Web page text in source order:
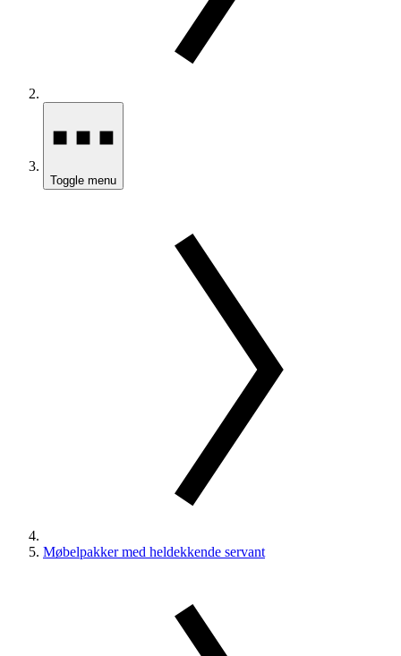
Toggle menu
Møbelpakker med heldekkende servant